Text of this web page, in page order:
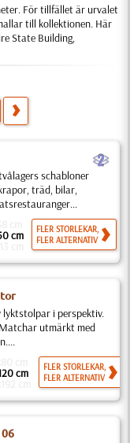
För tillfället är urvalet
till kollektionen. Här
State Building,
b
schabloner
träd, bilar,
cm
FLER STORLEKAR,
FLER ALTERNATIV
lyktstolpar i perspektiv.
utmärkt med
cm
FLER STORLEKAR,
FLER ALTERNATIV